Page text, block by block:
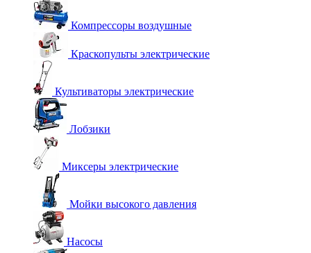
Компрессоры воздушные
Краскопульты электрические
Культиваторы электрические
Лобзики
Миксеры электрические
Мойки высокого давления
Насосы